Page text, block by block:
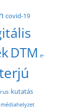
covid-19
DTM e-
kutatás